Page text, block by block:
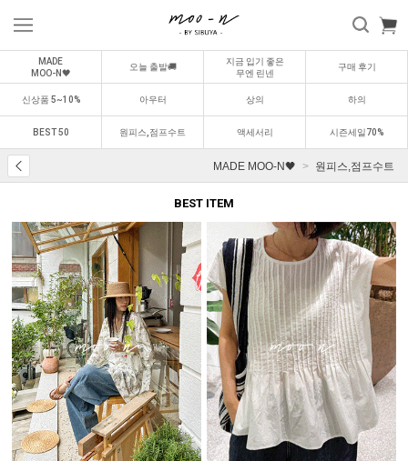
MADE
MOO-N🖤
오늘 출발🚚
지금 입기 좋은
무엔 린넨
구매 후기
신상품 5~10% 아우터 상의 하의
BEST 50 원피스,점프수트 액세서리 시즌세일70%
MADE MOO-N🖤 원피스,점프수트
BEST ITEM
BEST
1
BEST
0 2